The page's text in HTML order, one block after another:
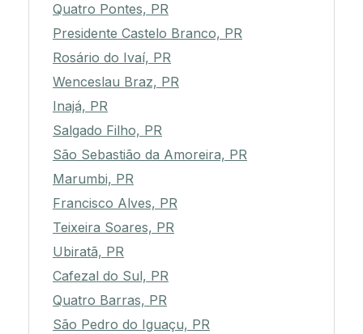
Quatro Pontes, PR
Presidente Castelo Branco, PR
Rosário do Ivaí, PR
Wenceslau Braz, PR
Inajá, PR
Salgado Filho, PR
São Sebastião da Amoreira, PR
Marumbi, PR
Francisco Alves, PR
Teixeira Soares, PR
Ubiratã, PR
Cafezal do Sul, PR
Quatro Barras, PR
São Pedro do Iguaçu, PR